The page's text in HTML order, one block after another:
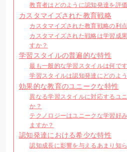
教育者はどのように認知発達を評
カスタマイズされた教育戦略
カスタマイズされた教育戦略の利
カスタマイズされた戦略は学習成
すか？
学習スタイルの普遍的な特性
最も一般的な学習スタイルは何で
学習スタイルは認知発達にどのよ
効果的な教育のユニークな特性
異なる学習スタイルに対応するユ
か？
テクノロジーはユニークな学習好
ますか？
認知発達における希少な特性
認知成長に影響を与えるあまり知